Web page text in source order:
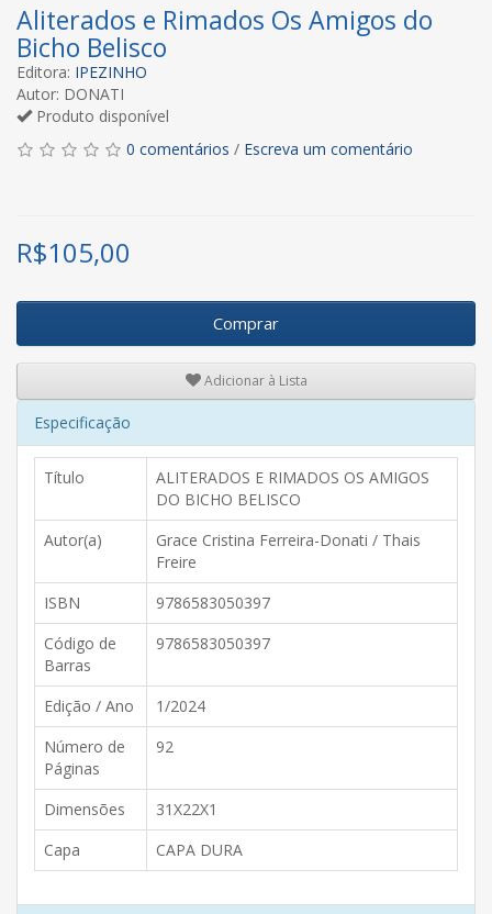
Aliterados e Rimados Os Amigos do
Bicho Belisco
Editora: IPEZINHO
Autor: DONATI
Produto disponível
0 comentários / Escreva um comentário
R$105,00
Comprar
Adicionar à Lista
Especificação
Título
ALITERADOS E RIMADOS OS AMIGOS
DO BICHO BELISCO
Autor(a)
Grace Cristina Ferreira-Donati / Thais
Freire
ISBN
9786583050397
Código de
Barras
9786583050397
Edição / Ano
1/2024
Número de
Páginas
92
Dimensões
31X22X1
Capa
CAPA DURA